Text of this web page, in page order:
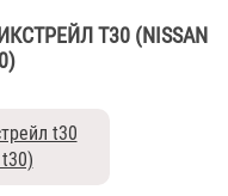
T30 (NISSAN
t30